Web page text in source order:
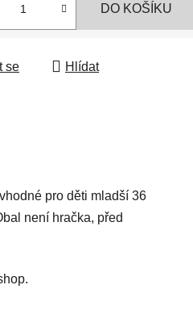
DO KOŠÍKU
se
Hlídat
pro děti mladší 36
není hračka, před